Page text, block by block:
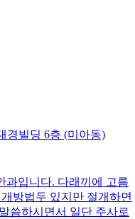
경빌딩 6층 (미아동)
과입니다. 다래끼에 고름
방법두 있지만 절개하면
씀하시면서 일단 주사로